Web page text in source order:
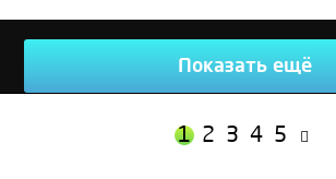
Показать ещё
1 2 3 4 5